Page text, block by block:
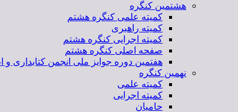
هشتمین کنگره
کمیته علمی کنگره هشتم
کمیته راهبری
کمیته اجرایی کنگره هشتم
صفحه اصلی کنگره هشتم
هفتمین دوره جوایز ملی انجمن کتابداری و
نهمین کنگره
کمیته علمی
کمیته اجرایی
حامیان